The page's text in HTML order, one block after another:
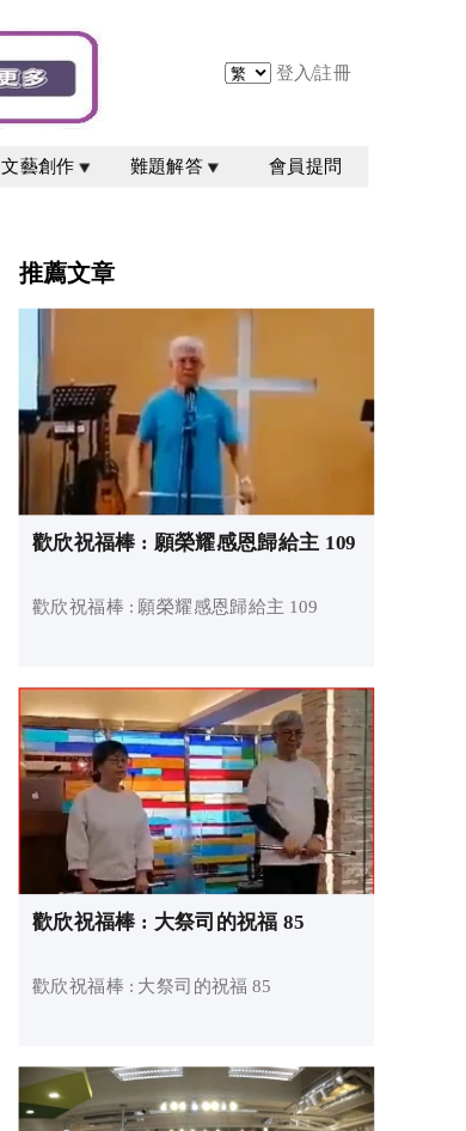
登入/註冊
文藝創作 難題解答 會員提問
推薦文章
歡欣祝福棒 : 願榮耀感恩歸給主 109
歡欣祝福棒 : 願榮耀感恩歸給主 109
歡欣祝福棒 : 大祭司的祝福 85
歡欣祝福棒 : 大祭司的祝福 85